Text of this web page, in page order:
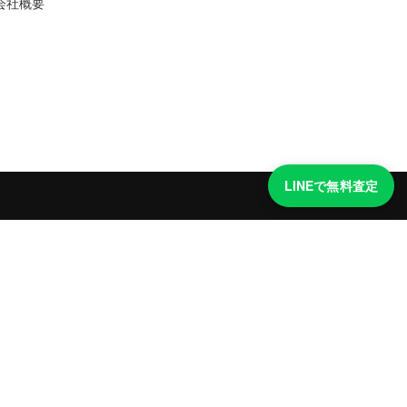
LINEで無料査定